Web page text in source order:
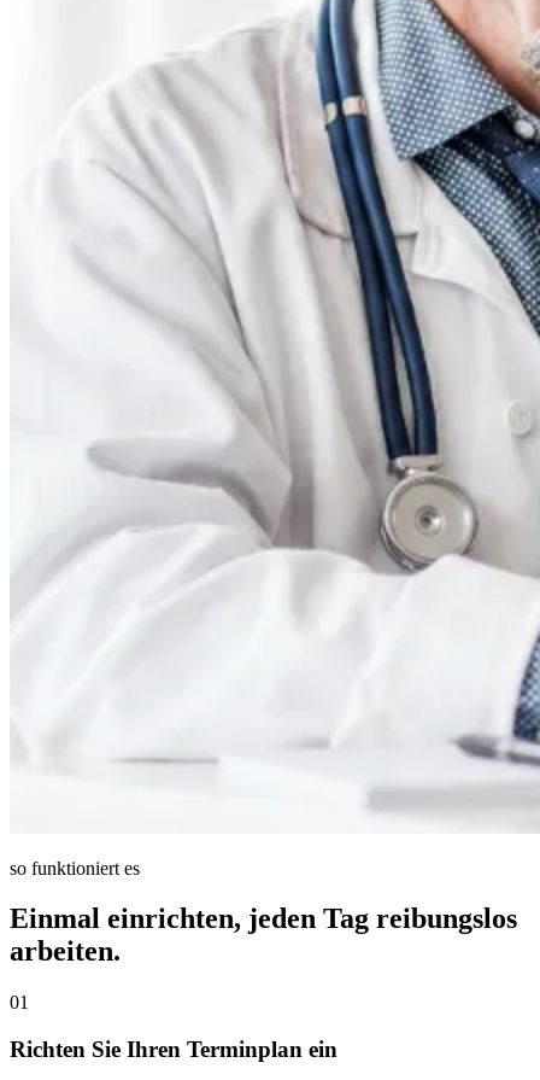
so funktioniert es
Einmal einrichten, jeden Tag reibungslos
arbeiten.
01
Richten Sie Ihren Terminplan ein